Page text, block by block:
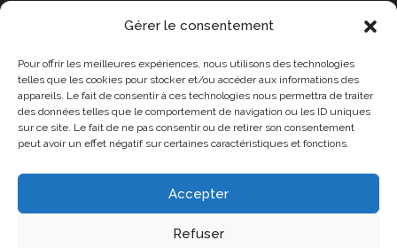
Gérer le consentement
Pour offrir les meilleures expériences, nous utilisons des technologies
telles que les cookies pour stocker et/ou accéder aux informations des
appareils. Le fait de consentir à ces technologies nous permettra de traiter
des données telles que le comportement de navigation ou les ID uniques
sur ce site. Le fait de ne pas consentir ou de retirer son consentement
peut avoir un effet négatif sur certaines caractéristiques et fonctions.
Accepter
Refuser
Accessibilité
Mon Compte
Contact
Politique de cookies (UE)